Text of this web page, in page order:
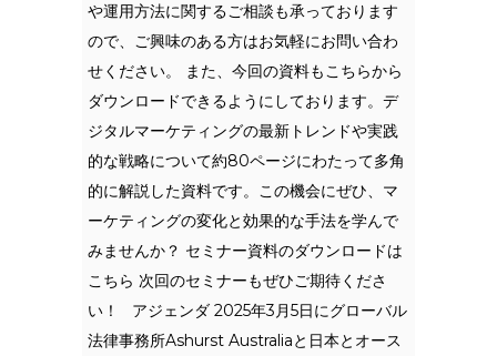
や運用方法に関するご相談も承っております
ので、ご興味のある方はお気軽にお問い合わ
せください。 また、今回の資料もこちらから
ダウンロードできるようにしております。デ
ジタルマーケティングの最新トレンドや実践
的な戦略について約80ページにわたって多角
的に解説した資料です。この機会にぜひ、マ
ーケティングの変化と効果的な手法を学んで
みませんか？ セミナー資料のダウンロードは
こちら 次回のセミナーもぜひご期待くださ
い！ アジェンダ 2025年3月5日にグローバル
法律事務所Ashurst Australiaと日本とオース